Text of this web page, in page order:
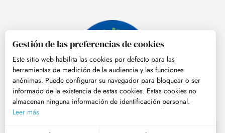
MENÚ
© Tourisme Hautes-Pyrénées
Gestión de las preferencias de cookies
Este sitio web habilita las cookies por defecto para las
herramientas de medición de la audiencia y las funciones
anónimas. Puede configurar su navegador para bloquear o ser
informado de la existencia de estas cookies. Estas cookies no
almacenan ninguna información de identificación personal.
Leer más